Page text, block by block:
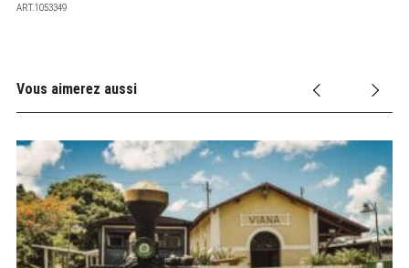
ART.1053349
Vous aimerez aussi